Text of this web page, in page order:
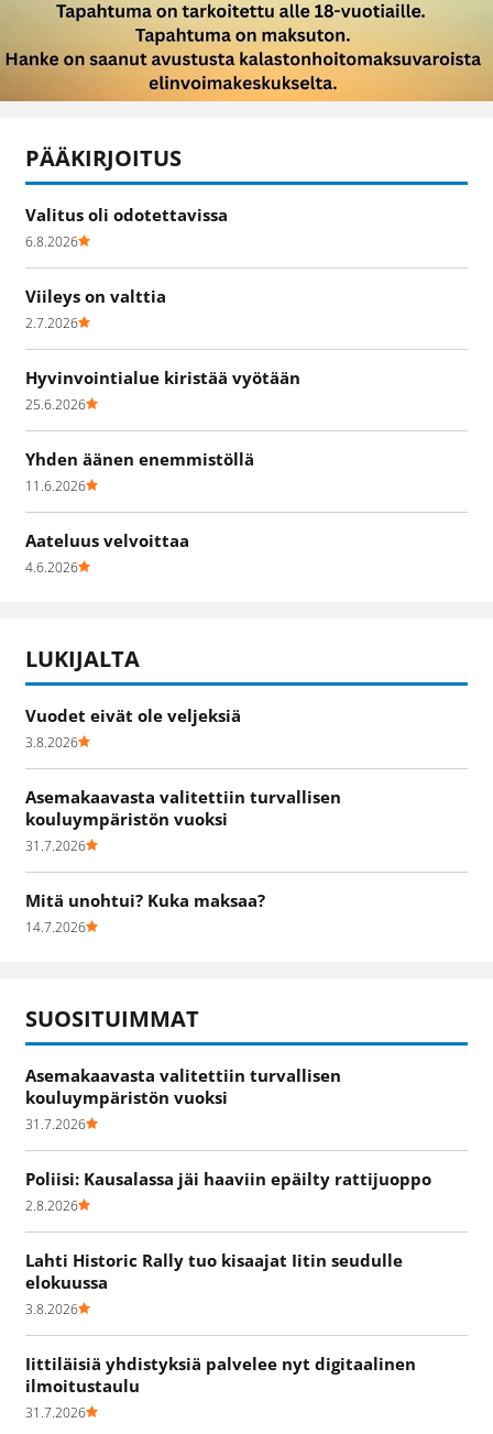
PÄÄKIRJOITUS
Valitus oli odotettavissa
6.8.2026
Viileys on valttia
2.7.2026
Hyvinvointialue kiristää vyötään
25.6.2026
Yhden äänen enemmistöllä
11.6.2026
Aateluus velvoittaa
4.6.2026
LUKIJALTA
Vuodet eivät ole veljeksiä
3.8.2026
Asemakaavasta valitettiin turvallisen
kouluympäristön vuoksi
31.7.2026
Mitä unohtui? Kuka maksaa?
14.7.2026
SUOSITUIMMAT
Asemakaavasta valitettiin turvallisen
kouluympäristön vuoksi
31.7.2026
Poliisi: Kausalassa jäi haaviin epäilty rattijuoppo
2.8.2026
Lahti Historic Rally tuo kisaajat Iitin seudulle
elokuussa
3.8.2026
Iittiläisiä yhdistyksiä palvelee nyt digitaalinen
ilmoitustaulu
31.7.2026